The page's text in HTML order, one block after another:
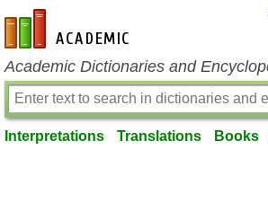
en-academic.com
Academic Dictionaries and
Interpretations Translations Books